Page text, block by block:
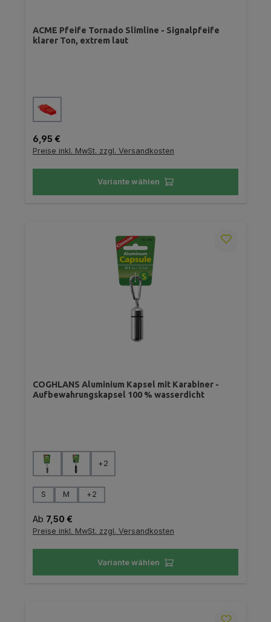
ACME Pfeife Tornado Slimline - Signalpfeife
klarer Ton, extrem laut
Farbe
Regulärer Preis:
6,95 €
Preise inkl. MwSt. zzgl. Versandkosten
Variante wählen
COGHLANS Aluminium Kapsel mit Karabiner -
Aufbewahrungskapsel 100 % wasserdicht
Farbe auswählen
+2
Größe auswählen
S M +2
Regulärer Preis:
Ab 7,50 €
Preise inkl. MwSt. zzgl. Versandkosten
Variante wählen